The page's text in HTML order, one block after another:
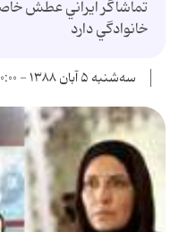
تماشاگر ايراني عطش
خانوادگي دارد
سه‌شنبه ۵ آبان ۱۳۸۸ - ۰۰:۰۰